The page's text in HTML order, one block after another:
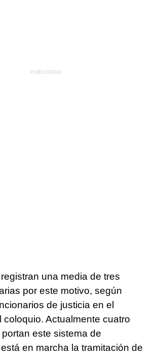
una media de tres
por este motivo, según
de justicia en el
coloquio. Actualmente cuatro
este sistema de
en marcha la tramitación de